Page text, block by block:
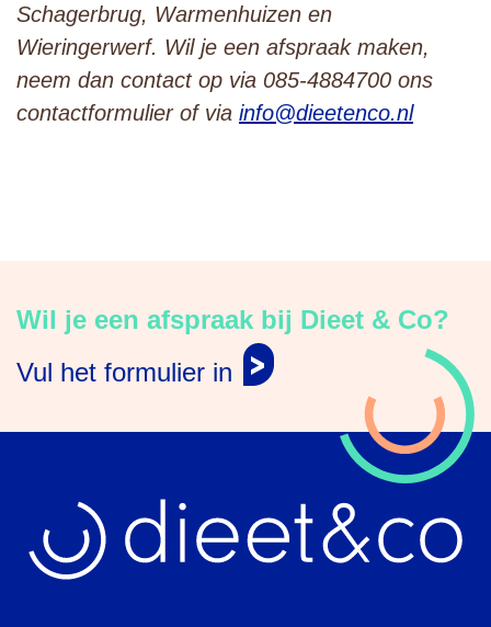
Schagerbrug, Warmenhuizen en
Wieringerwerf. Wil je een afspraak maken,
neem dan contact op via 085-4884700 ons
contactformulier of via info@dieetenco.nl
Wil je een afspraak bij Dieet & Co?
Vul het formulier in